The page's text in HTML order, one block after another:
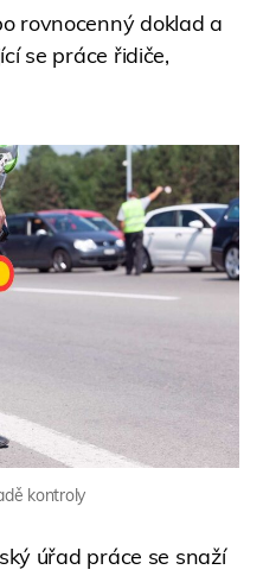
rovnocenný doklad a
se práce řidiče,
kontroly
úřad práce se snaží